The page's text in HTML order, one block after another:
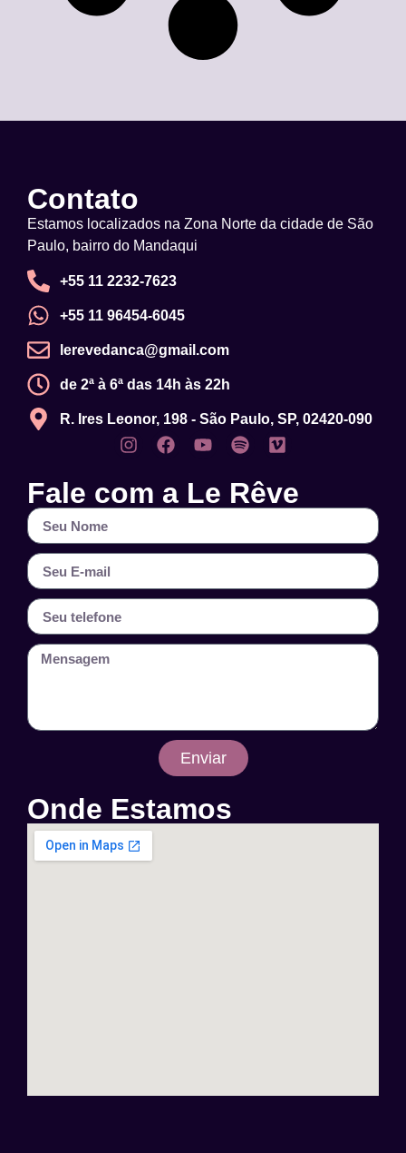
Contato
Estamos localizados na Zona Norte da cidade de São
Paulo, bairro do Mandaqui
+55 11 2232-7623
+55 11 96454-6045
lerevedanca@gmail.com
de 2ª à 6ª das 14h às 22h
R. Ires Leonor, 198 - São Paulo, SP, 02420-090
Fale com a Le Rêve
Enviar
Onde Estamos